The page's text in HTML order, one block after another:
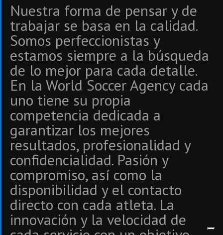
Nuestra forma de pensar y de
trabajar se basa en la calidad.
Somos perfeccionistas y
estamos siempre a la búsqueda
de lo mejor para cada detalle.
En la World Soccer Agency cada
uno tiene su propia
competencia dedicada a
garantizar los mejores
resultados, profesionalidad y
confidencialidad. Pasión y
compromiso, así como la
disponibilidad y el contacto
directo con cada atleta. La
innovación y la velocidad de